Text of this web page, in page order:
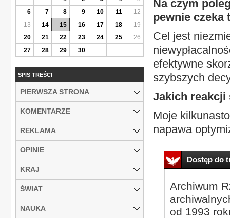
Na czym
pewnie czeka
Cel jest
efektywne
szybszych
Jakich reakcji
Moje
napawa
Dostęp do
Archiwum
od 1993
6
7 8 9 10 11
12
13
14 15 16 17 18
19
20
21 22 23 24 25
26
27
28 29 30
SPIS TREŚCI
PIERWSZA STRONA
KOMENTARZE
REKLAMA
OPINIE
KRAJ
ŚWIAT
NAUKA